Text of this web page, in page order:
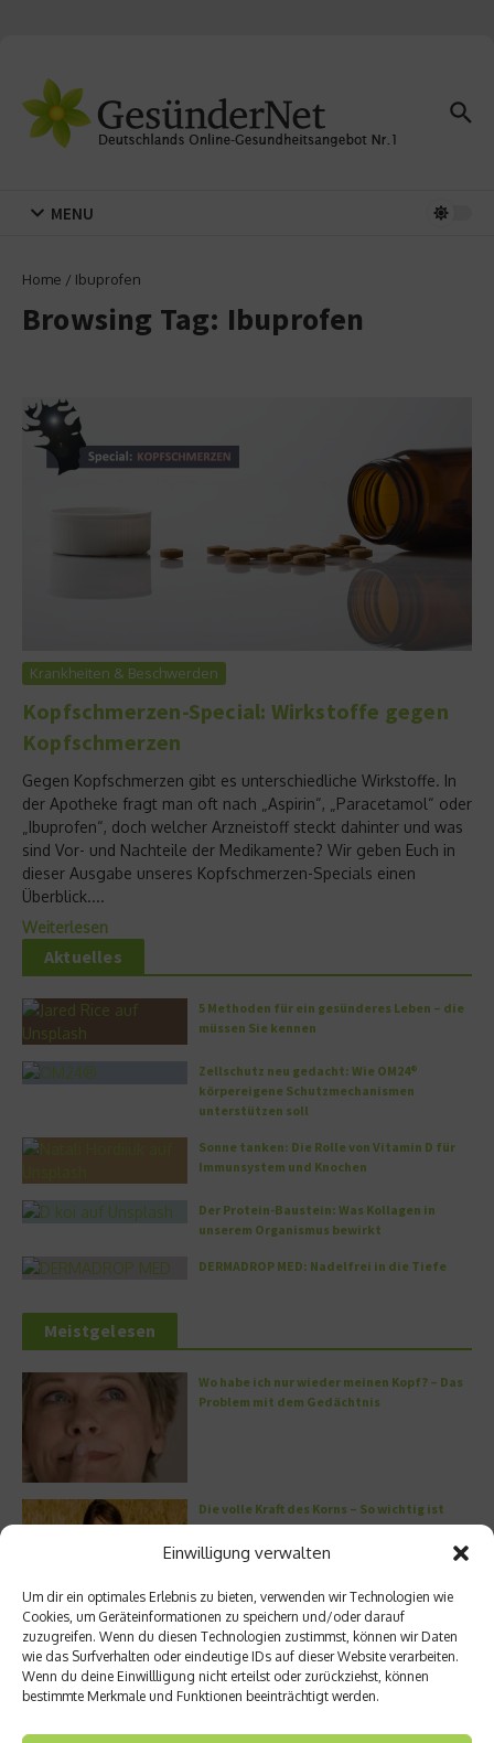
Einwilligung verwalten
Um dir ein optimales Erlebnis zu bieten, verwenden wir Technologien wie
Cookies, um Geräteinformationen zu speichern und/oder darauf
zuzugreifen. Wenn du diesen Technologien zustimmst, können wir Daten
wie das Surfverhalten oder eindeutige IDs auf dieser Website verarbeiten.
Wenn du deine Einwillligung nicht erteilst oder zurückziehst, können
bestimmte Merkmale und Funktionen beeinträchtigt werden.
MENU
Home / Ibuprofen
Browsing Tag: Ibuprofen
Krankheiten & Beschwerden
Kopfschmerzen-Special: Wirkstoffe gegen
Kopfschmerzen
Gegen Kopfschmerzen gibt es unterschiedliche Wirkstoffe. In
der Apotheke fragt man oft nach „Aspirin“, „Paracetamol“ oder
„Ibuprofen“, doch welcher Arzneistoff steckt dahinter und was
sind Vor- und Nachteile der Medikamente? Wir geben Euch in
dieser Ausgabe unseres Kopfschmerzen-Specials einen
Überblick....
Weiterlesen
Aktuelles
5 Methoden für ein gesünderes Leben – die
müssen Sie kennen
Zellschutz neu gedacht: Wie OM24®
körpereigene Schutzmechanismen
unterstützen soll
Sonne tanken: Die Rolle von Vitamin D für
Immunsystem und Knochen
Der Protein-Baustein: Was Kollagen in
unserem Organismus bewirkt
DERMADROP MED: Nadelfrei in die Tiefe
Meistgelesen
Wo habe ich nur wieder meinen Kopf? – Das
Problem mit dem Gedächtnis
Die volle Kraft des Korns – So wichtig ist
Getreide
Entzündung der Nebenhöhlen: Symptome
und verschiedene Formen